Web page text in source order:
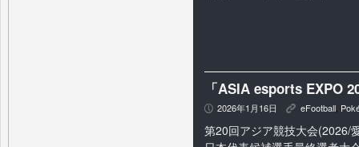
「ASIA esports EXPO
P 2026年1月16日 K eFootball,
第20回アジア競技大会(2026/